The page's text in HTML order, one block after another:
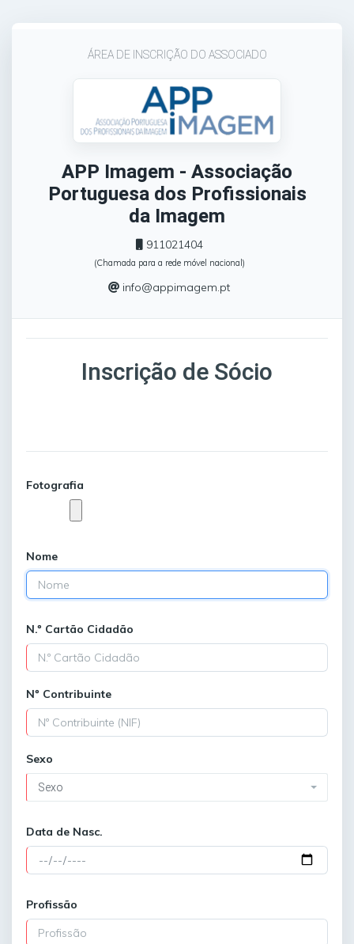
ÁREA DE INSCRIÇÃO DO ASSOCIADO
APP Imagem - Associação
Portuguesa dos Profissionais
da Imagem
911021404
(Chamada para a rede móvel nacional)
info@appimagem.pt
Inscrição de Sócio
Fotografia
Nome
N.º Cartão Cidadão
Nº Contribuinte
Sexo
Sexo
Data de Nasc.
Profissão